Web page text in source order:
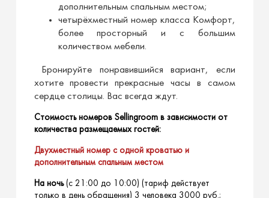
дополнительным спальным местом;
четырёхместный номер класса Комфорт,
более просторный и с большим
количеством мебели.
Бронируйте понравившийся вариант, если
хотите провести прекрасные часы в самом
сердце столицы. Вас всегда ждут.
Стоимость номеров Sellingroom в зависимости от
количества размещаемых гостей:
Двухместный номер с одной кроватью и
дополнительным спальным местом
На ночь(с 21:00 до 10:00) (тариф действует
только в день обращения) 3 человека 3000 руб.;